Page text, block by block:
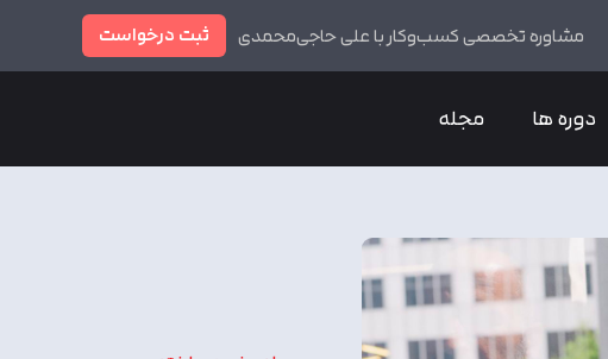
مشاوره تخصصی کسب‌وکار با علی حاجی‌محمدی ثبت درخواست
دوره ها مجله